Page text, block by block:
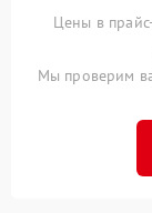
Цены в
Мы проверим